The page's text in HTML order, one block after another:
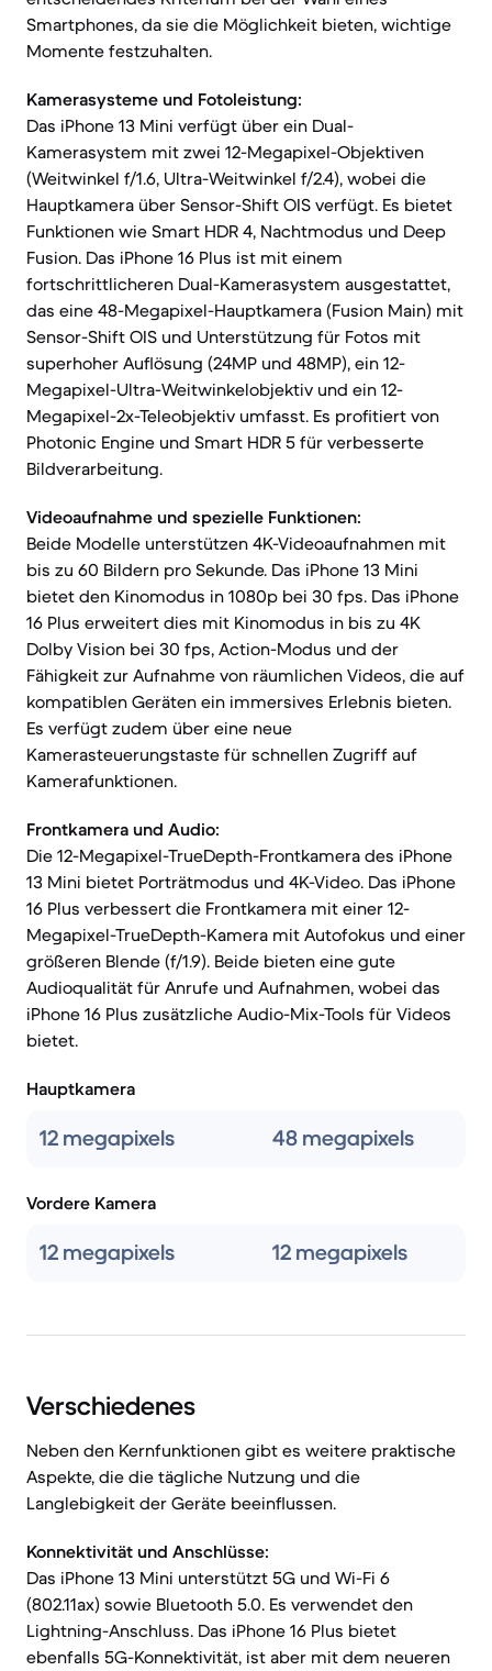
Smartphones, da sie die Möglichkeit bieten, wichtige
Momente festzuhalten.
Kamerasysteme und Fotoleistung:
Das iPhone 13 Mini verfügt über ein Dual-
Kamerasystem mit zwei 12-Megapixel-Objektiven
(Weitwinkel f/1.6, Ultra-Weitwinkel f/2.4), wobei die
Hauptkamera über Sensor-Shift OIS verfügt. Es bietet
Funktionen wie Smart HDR 4, Nachtmodus und Deep
Fusion. Das iPhone 16 Plus ist mit einem
fortschrittlicheren Dual-Kamerasystem ausgestattet,
das eine 48-Megapixel-Hauptkamera (Fusion Main) mit
Sensor-Shift OIS und Unterstützung für Fotos mit
superhoher Auflösung (24MP und 48MP), ein 12-
Megapixel-Ultra-Weitwinkelobjektiv und ein 12-
Megapixel-2x-Teleobjektiv umfasst. Es profitiert von
Photonic Engine und Smart HDR 5 für verbesserte
Bildverarbeitung.
Videoaufnahme und spezielle Funktionen:
Beide Modelle unterstützen 4K-Videoaufnahmen mit
bis zu 60 Bildern pro Sekunde. Das iPhone 13 Mini
bietet den Kinomodus in 1080p bei 30 fps. Das iPhone
16 Plus erweitert dies mit Kinomodus in bis zu 4K
Dolby Vision bei 30 fps, Action-Modus und der
Fähigkeit zur Aufnahme von räumlichen Videos, die auf
kompatiblen Geräten ein immersives Erlebnis bieten.
Es verfügt zudem über eine neue
Kamerasteuerungstaste für schnellen Zugriff auf
Kamerafunktionen.
Frontkamera und Audio:
Die 12-Megapixel-TrueDepth-Frontkamera des iPhone
13 Mini bietet Porträtmodus und 4K-Video. Das iPhone
16 Plus verbessert die Frontkamera mit einer 12-
Megapixel-TrueDepth-Kamera mit Autofokus und einer
größeren Blende (f/1.9). Beide bieten eine gute
Audioqualität für Anrufe und Aufnahmen, wobei das
iPhone 16 Plus zusätzliche Audio-Mix-Tools für Videos
bietet.
Hauptkamera
12 megapixels 48 megapixels
Vordere Kamera
12 megapixels 12 megapixels
Verschiedenes
Neben den Kernfunktionen gibt es weitere praktische
Aspekte, die die tägliche Nutzung und die
Langlebigkeit der Geräte beeinflussen.
Konnektivität und Anschlüsse:
Das iPhone 13 Mini unterstützt 5G und Wi-Fi 6
(802.11ax) sowie Bluetooth 5.0. Es verwendet den
Lightning-Anschluss. Das iPhone 16 Plus bietet
ebenfalls 5G-Konnektivität, ist aber mit dem neueren